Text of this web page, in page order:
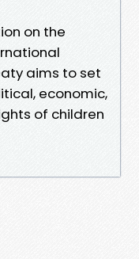
on the
aims to set
economic,
of children